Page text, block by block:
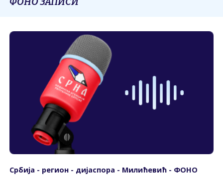
Србија - регион - дијаспора - Милићевић - ФОНО